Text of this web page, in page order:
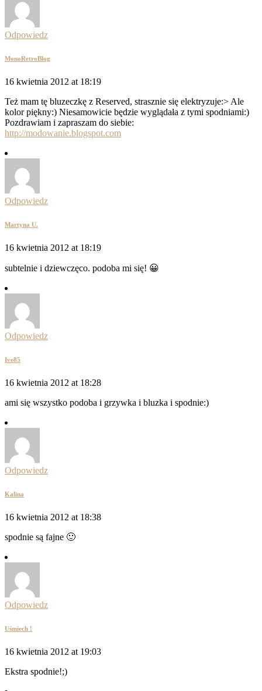
Odpowiedz
MonoRetroBlog
16 kwietnia 2012 at 18:19
Też mam tę bluzeczkę z Reserved, strasznie się elektryzuje:> Ale
kolor piękny:) Niesamowicie będzie wyglądała z tymi spodniami:)
Pozdrawiam i zapraszam do siebie:
http://modowanie.blogspot.com
Odpowiedz
Martyna U.
16 kwietnia 2012 at 18:19
subtelnie i dziewczęco. podoba mi się! 😀
Odpowiedz
Ive85
16 kwietnia 2012 at 18:28
ami się wszystko podoba i grzywka i bluzka i spodnie:)
Odpowiedz
Kalina
16 kwietnia 2012 at 18:38
spodnie są fajne 🙂
Odpowiedz
Uśmiech !
16 kwietnia 2012 at 19:03
Ekstra spodnie!;)